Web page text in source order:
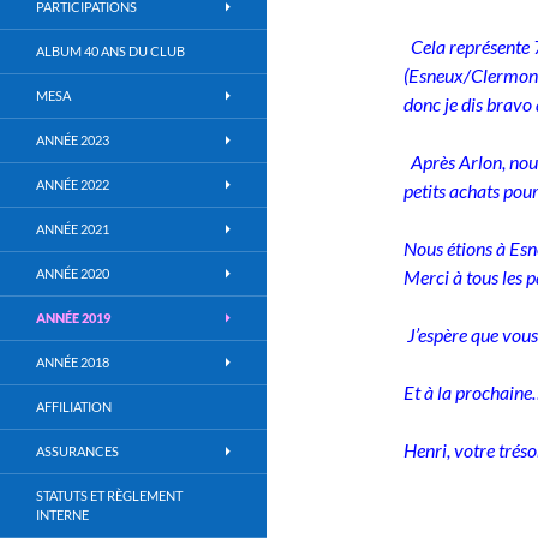
Cela représente
(Esneux/
donc je dis bravo
Après Arlon,
petits achats
Nous étions à
Merci à tous les
J’espère que
Et à la
Henri, votre
PARTICIPATIONS
ALBUM 40 ANS DU CLUB
MESA
ANNÉE 2023
ANNÉE 2022
ANNÉE 2021
ANNÉE 2020
ANNÉE 2019
ANNÉE 2018
AFFILIATION
ASSURANCES
STATUTS ET RÈGLEMENT
INTERNE